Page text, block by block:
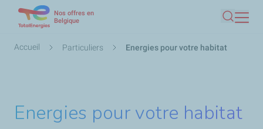
contenu
Nos offres en
Belgique
Fil
Accueil Particuliers Energies pour votre habitat
Energies pour votre habitat